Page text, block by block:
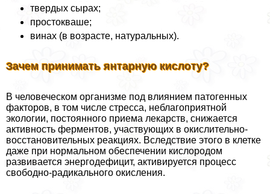
твердых сырах;
простокваше;
винах (в возрасте, натуральных).
Зачем принимать янтарную кислоту?
В человеческом организме под влиянием патогенных
факторов, в том числе стресса, нeблагоприятной
экологии, постоянного приема лекарств, снижается
активность ферментов, участвующих в окислительно-
восстановительных реакциях. Вследствие этого в клетке
даже при нормальном обеспечении кислородом
развивается энергодефицит, активируется процесс
свободно-радикального окисления.